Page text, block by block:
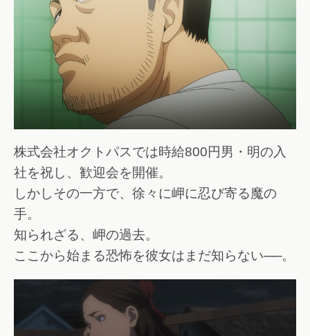
株式会社オクトパスでは時給800円男・明の入
社を祝し、歓迎会を開催。
しかしその一方で、徐々に岬に忍び寄る魔の
手。
知られざる、岬の過去。
ここから始まる恐怖を彼女はまだ知らない──。